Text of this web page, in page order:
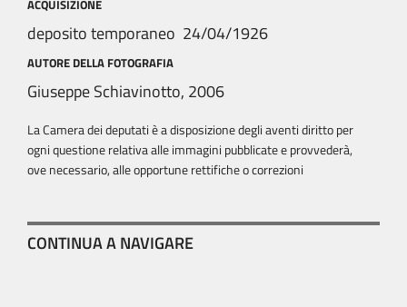
ACQUISIZIONE
deposito temporaneo 24/04/1926
AUTORE DELLA FOTOGRAFIA
Giuseppe Schiavinotto, 2006
La Camera dei deputati è a disposizione degli aventi diritto per
ogni questione relativa alle immagini pubblicate e provvederà,
ove necessario, alle opportune rettifiche o correzioni
CONTINUA A NAVIGARE